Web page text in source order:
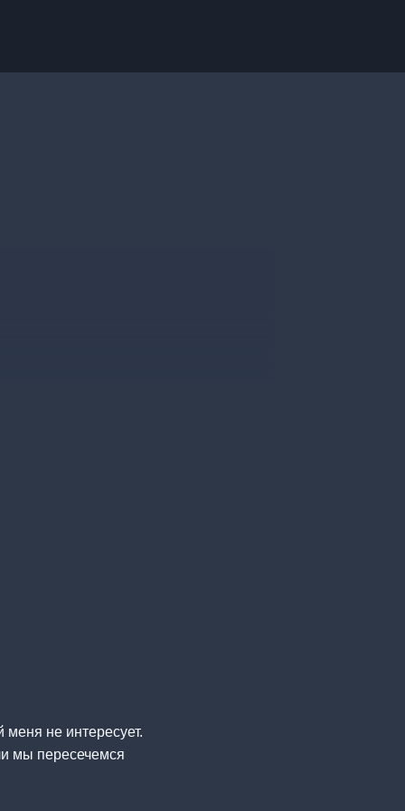
не интересует.
мы пересечемся